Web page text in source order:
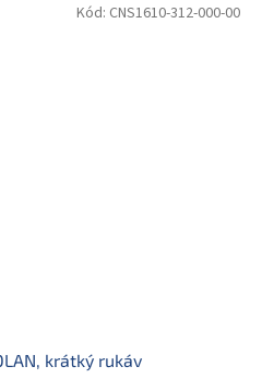
krátký rukáv
Kód: CNS1610-312-000-00